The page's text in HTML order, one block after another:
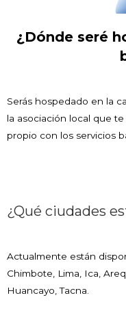
¿Dónde seré
Serás hospedado en la
la asociación local que
propio con los servicios
¿Qué ciudades
Actualmente están
Chimbote, Lima, Ica,
Huancayo, Tacna.